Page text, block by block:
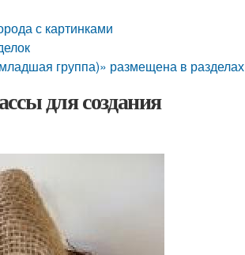
с картинками
группа)» размещена в разделах
для создания